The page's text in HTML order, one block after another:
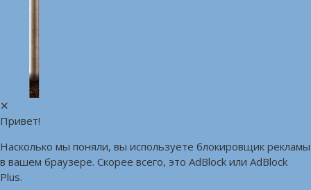
✕
Привет!
Насколько мы поняли, вы используете блокировщик рекламы
в вашем браузере. Скорее всего, это AdBlock или AdBlock
Plus.